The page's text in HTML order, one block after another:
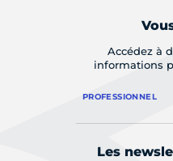
Accédez à
informations
PROFESSIONNEL
Les